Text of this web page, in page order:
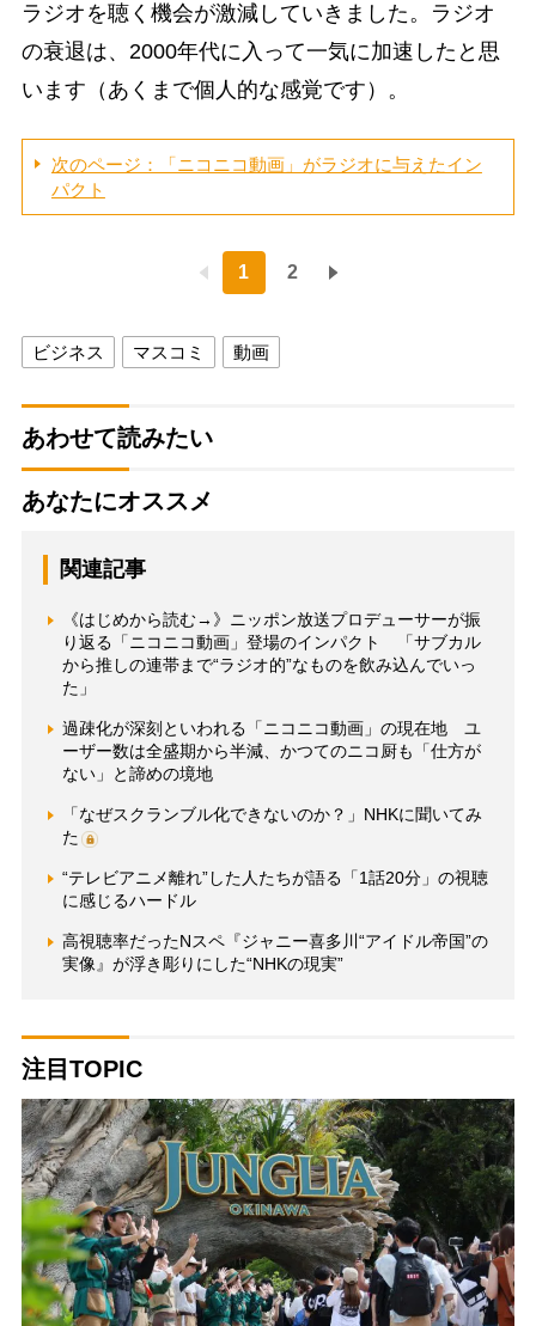
ラジオを聴く機会が激減していきました。ラジオ
の衰退は、2000年代に入って一気に加速したと思
います（あくまで個人的な感覚です）。
次のページ：「ニコニコ動画」がラジオに与えたイン
パクト
1 2
ビジネス マスコミ 動画
あわせて読みたい
あなたにオススメ
関連記事
《はじめから読む→》ニッポン放送プロデューサーが振
り返る「ニコニコ動画」登場のインパクト 「サブカル
から推しの連帯まで“ラジオ的”なものを飲み込んでいっ
た」
過疎化が深刻といわれる「ニコニコ動画」の現在地 ユ
ーザー数は全盛期から半減、かつてのニコ厨も「仕方が
ない」と諦めの境地
「なぜスクランブル化できないのか？」NHKに聞いてみ
た
“テレビアニメ離れ”した人たちが語る「1話20分」の視聴
に感じるハードル
高視聴率だったNスペ『ジャニー喜多川“アイドル帝国”の
実像』が浮き彫りにした“NHKの現実”
注目TOPIC